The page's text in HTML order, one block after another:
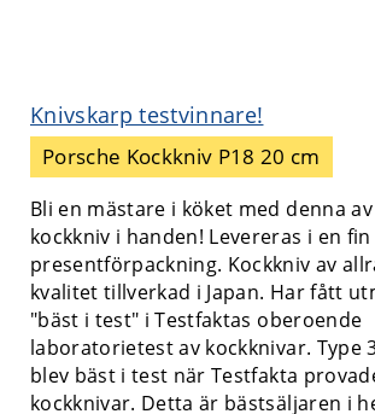
Knivskarp testvinnare!
Porsche Kockkniv P18 20 cm
Bli en mästare i köket med denna
kockkniv i handen! Levereras i en fin
presentförpackning. Kockkniv av
kvalitet tillverkad i Japan. Har fått
"bäst i test" i Testfaktas oberoende
laboratorietest av kockknivar. Type
blev bäst i test när Testfakta
kockknivar. Detta är bästsäljaren i